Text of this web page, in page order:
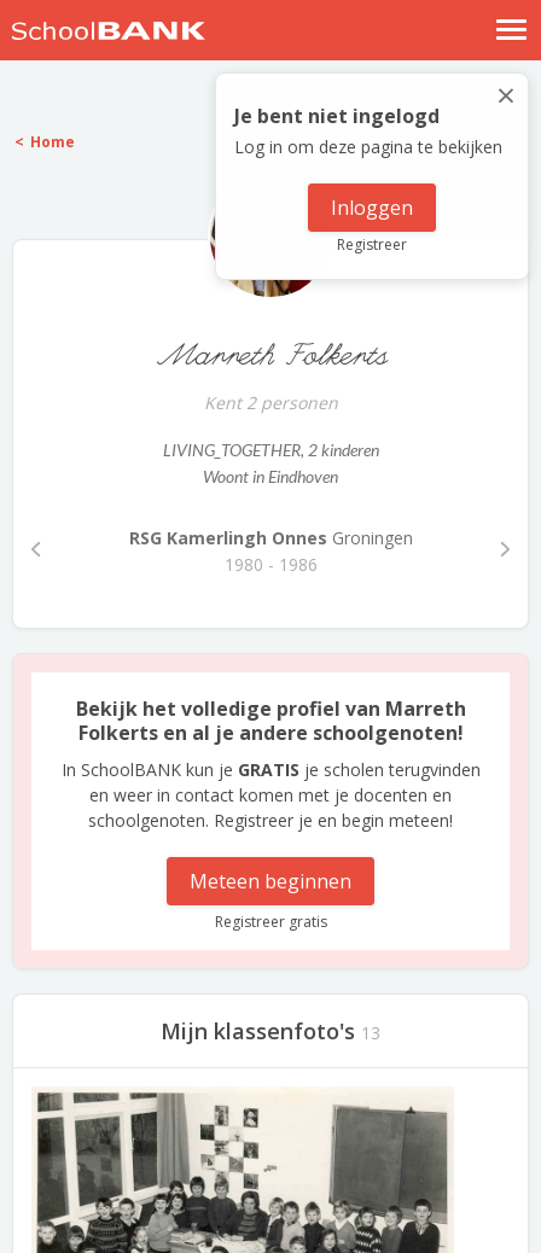
Nostalgische verhalen
Log in
Meld je gratis aan
×
Je bent niet ingelogd
Log in om deze pagina te bekijken
Inloggen
Registreer
Home
Marreth Folkerts
Kent 2 personen
LIVING_TOGETHER, 2 kinderen
Woont in Eindhoven
RSG Kamerlingh Onnes Groningen
1980 - 1986
Bekijk het volledige profiel van Marreth
Folkerts en al je andere schoolgenoten!
In SchoolBANK kun je GRATIS je scholen terugvinden
en weer in contact komen met je docenten en
schoolgenoten. Registreer je en begin meteen!
Meteen beginnen
Registreer gratis
Mijn klassenfoto's 13